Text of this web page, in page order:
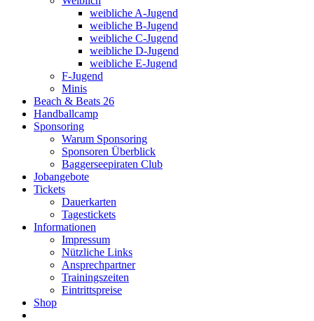
weibliche A-Jugend
weibliche B-Jugend
weibliche C-Jugend
weibliche D-Jugend
weibliche E-Jugend
F-Jugend
Minis
Beach & Beats 26
Handballcamp
Sponsoring
Warum Sponsoring
Sponsoren Überblick
Baggerseepiraten Club
Jobangebote
Tickets
Dauerkarten
Tagestickets
Informationen
Impressum
Nützliche Links
Ansprechpartner
Trainingszeiten
Eintrittspreise
Shop